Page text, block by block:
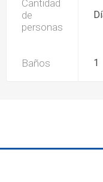
Cantidad
de
personas
Baños 1